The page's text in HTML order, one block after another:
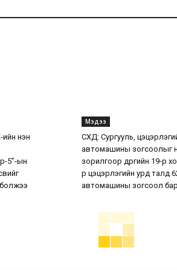
нэн
5”-ын
Мэдээ
СХД: Сургууль,
автомашины зогсоолыг
зорилгоор дүүргийн 19-р
р цэцэрлэгийн урд талд
автомашины зогсоол